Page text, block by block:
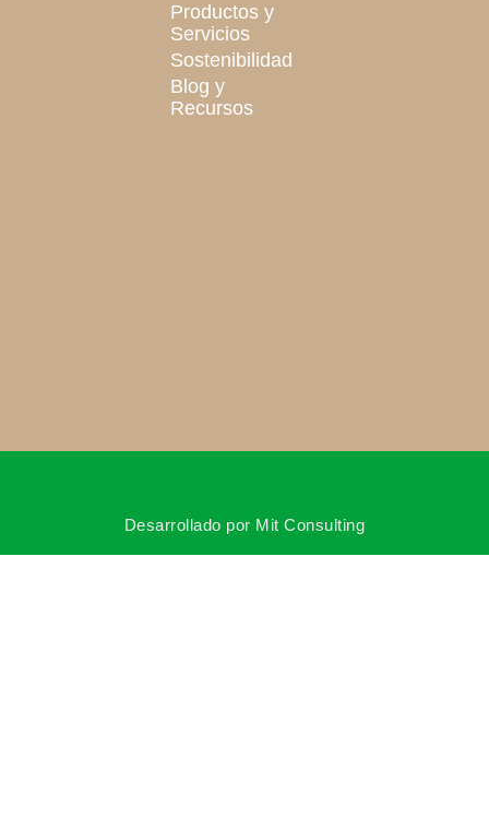
Productos y
Servicios
Sostenibilidad
Blog y
Recursos
Desarrollado por Mit Consulting